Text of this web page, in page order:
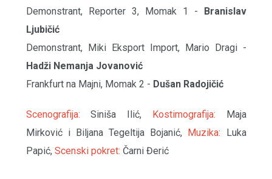
Demonstrant, Reporter 3, Momak 1 -
Branislav
Ljubičić
Demonstrant, Miki Eksport Import, Mario Dragi -
Hadži Nemanja Jovanović
Frankfurt na Majni, Momak 2 - Dušan Radojičić
Scenografija: Siniša Ilić, Kostimografija: Maja
Mirković i Biljana Tegeltija Bojanić,
Muzika: Luka
Papić, Scenski pokret: Čarni Đerić